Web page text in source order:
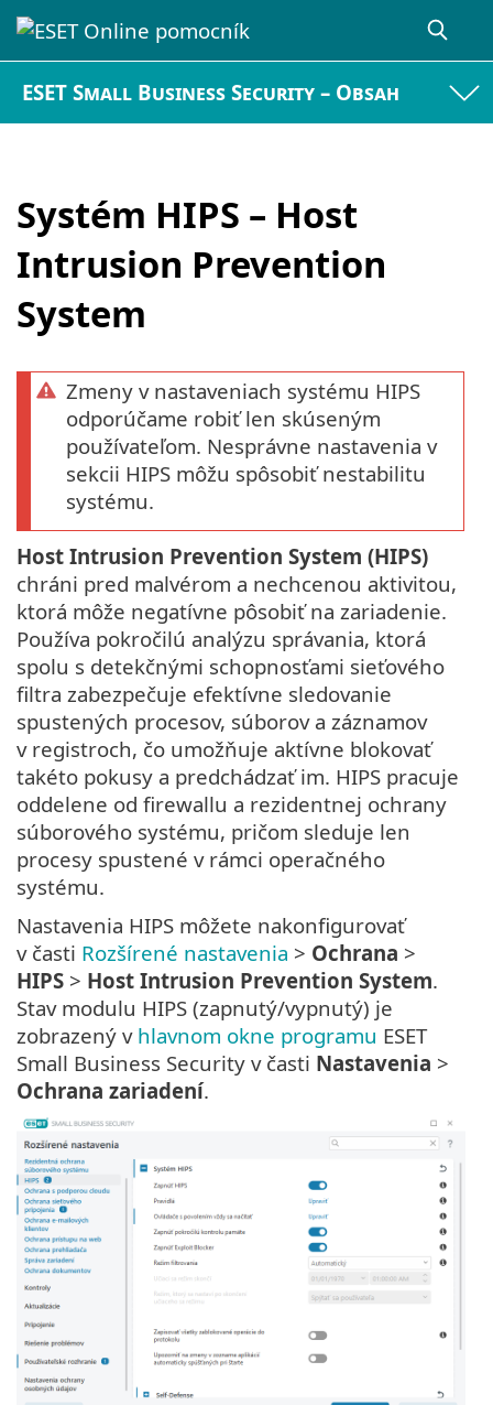
ESET Small Business Security – Obsah
Systém HIPS – Host
Intrusion Prevention
System
Zmeny v nastaveniach systému HIPS
odporúčame robiť len skúseným
používateľom. Nesprávne nastavenia v
sekcii HIPS môžu spôsobiť nestabilitu
systému.
Host Intrusion Prevention System (HIPS)
chráni pred malvérom a nechcenou aktivitou,
ktorá môže negatívne pôsobiť na zariadenie.
Používa pokročilú analýzu správania, ktorá
spolu s detekčnými schopnosťami sieťového
filtra zabezpečuje efektívne sledovanie
spustených procesov, súborov a záznamov
v registroch, čo umožňuje aktívne blokovať
takéto pokusy a predchádzať im. HIPS pracuje
oddelene od firewallu a rezidentnej ochrany
súborového systému, pričom sleduje len
procesy spustené v rámci operačného
systému.
Nastavenia HIPS môžete nakonfigurovať
v časti Rozšírené nastavenia > Ochrana >
HIPS > Host Intrusion Prevention System.
Stav modulu HIPS (zapnutý/vypnutý) je
zobrazený v hlavnom okne programu ESET
Small Business Security v časti Nastavenia >
Ochrana zariadení.